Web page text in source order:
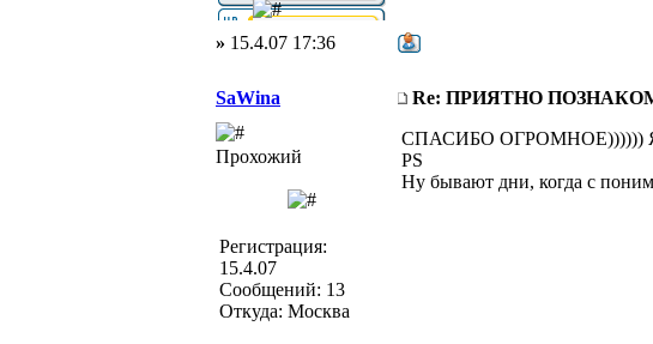
» 15.4.07 17:36
SaWina Re: ПРИЯТНО
Прохожий
Регистрация:
15.4.07
Сообщений: 13
Откуда: Москва
СПАСИБО
PS
Ну бывают дни, когда с